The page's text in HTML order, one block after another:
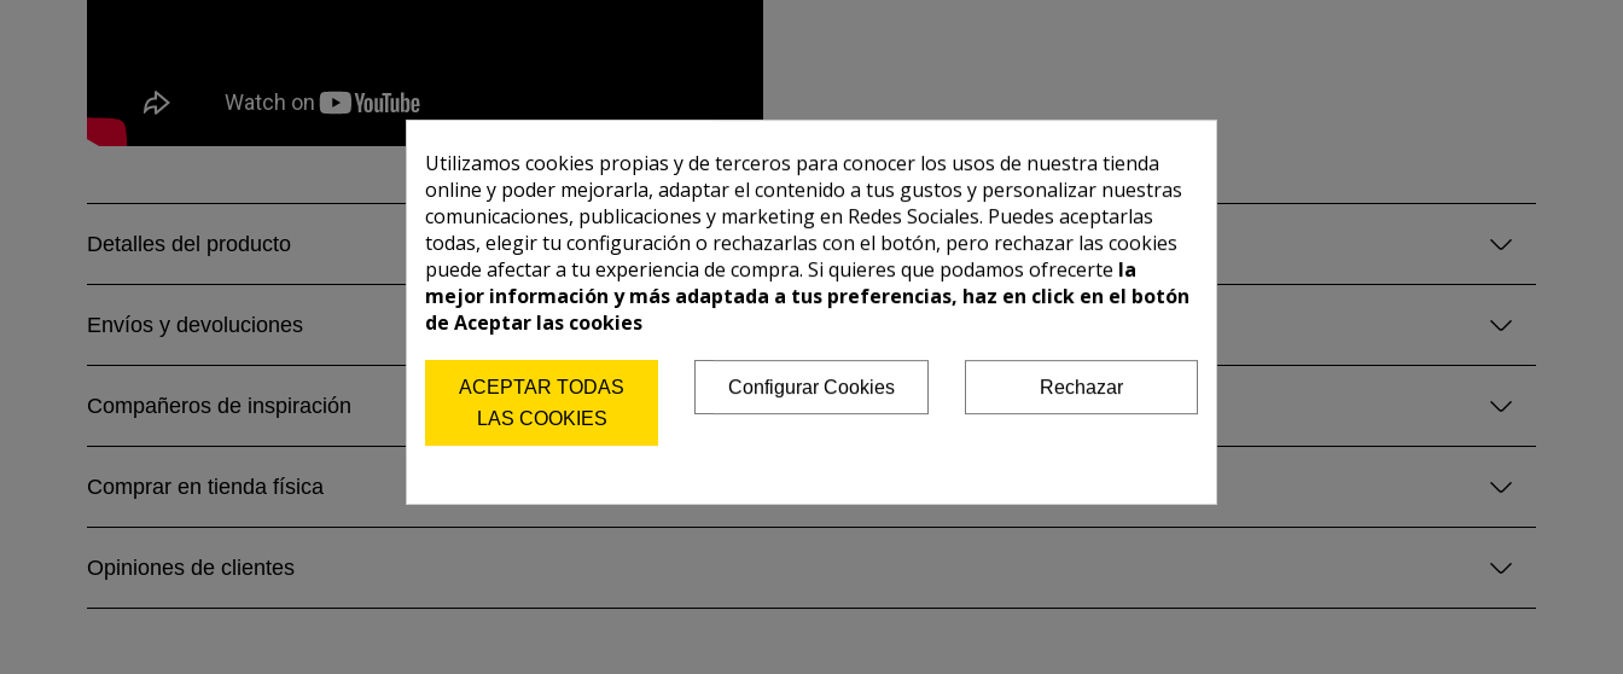
Detalles del producto
Envíos y devoluciones
Compañeros de inspiración
Comprar en tienda física
Opiniones de clientes
Utilizamos cookies propias y de terceros para conocer los usos de nuestra tienda
online y poder mejorarla, adaptar el contenido a tus gustos y personalizar nuestras
comunicaciones, publicaciones y marketing en Redes Sociales. Puedes aceptarlas
todas, elegir tu configuración o rechazarlas con el botón, pero rechazar las cookies
puede afectar a tu experiencia de compra. Si quieres que podamos ofrecerte la
mejor información y más adaptada a tus preferencias, haz en click en el botón
de Aceptar las cookies
ACEPTAR TODAS
LAS COOKIES
Configurar Cookies Rechazar